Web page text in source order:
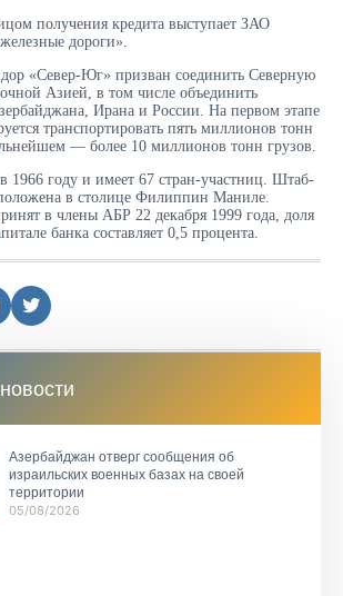
получения кредита выступает ЗАО
дороги».
«Север-Юг» призван соединить Северную
Азией, в том числе объединить
Ирана и России. На первом этапе
транспортировать пять миллионов тонн
— более 10 миллионов тонн грузов.
1966 году и имеет 67 стран-участниц. Штаб-
в столице Филиппин Маниле.
в члены АБР 22 декабря 1999 года, доля
банка составляет 0,5 процента.
Азербайджан отверг сообщения об
израильских военных базах на своей
территории
05/08/2026